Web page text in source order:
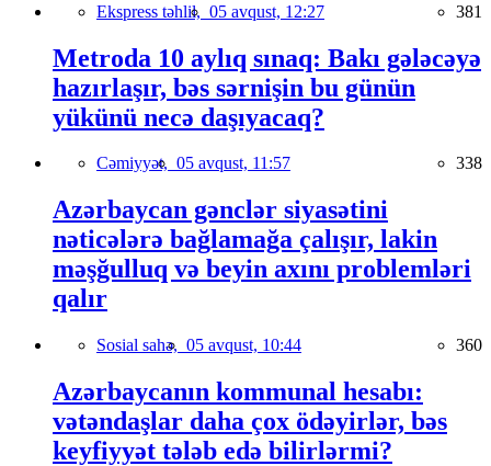
Ekspress təhlil, 05 avqust, 12:27 381
Metroda 10 aylıq sınaq: Bakı gələcəyə
hazırlaşır, bəs sərnişin bu günün
yükünü necə daşıyacaq?
Cəmiyyət, 05 avqust, 11:57 338
Azərbaycan gənclər siyasətini
nəticələrə bağlamağa çalışır, lakin
məşğulluq və beyin axını problemləri
qalır
Sosial sahə, 05 avqust, 10:44 360
Azərbaycanın kommunal hesabı:
vətəndaşlar daha çox ödəyirlər, bəs
keyfiyyət tələb edə bilirlərmi?